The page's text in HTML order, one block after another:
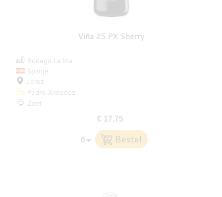
Viña 25 PX Sherry
Bodega La Ina
Spanje
Jerez
Pedro Ximenez
Zoet
€ 17,75